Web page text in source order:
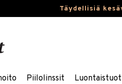
Täydellisiä
Piilolinssit